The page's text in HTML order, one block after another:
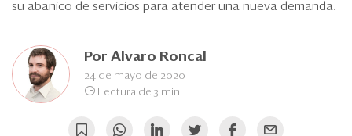
su abanico de servicios para atender una nueva demanda.
Por Alvaro Roncal
24 de mayo de 2020
Lectura de 3 min